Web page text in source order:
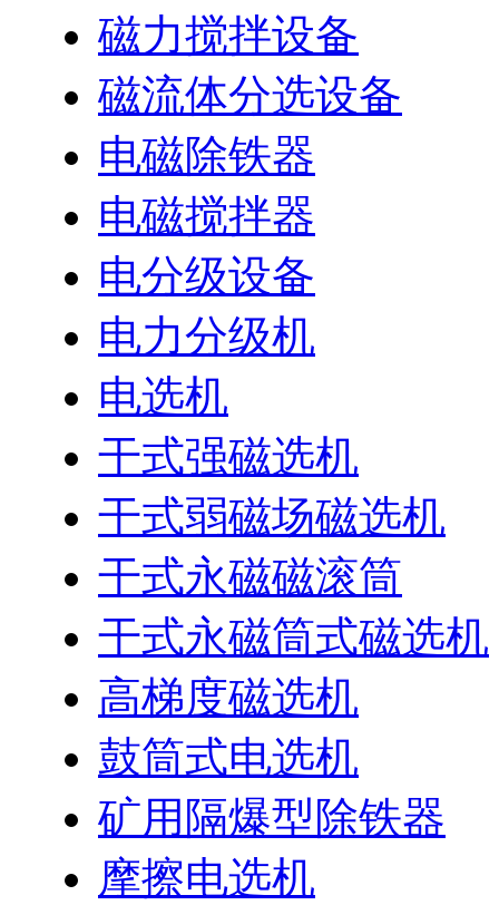
磁力搅拌设备
磁流体分选设备
电磁除铁器
电磁搅拌器
电分级设备
电力分级机
电选机
干式强磁选机
干式弱磁场磁选机
干式永磁磁滚筒
干式永磁筒式磁选机
高梯度磁选机
鼓筒式电选机
矿用隔爆型除铁器
摩擦电选机